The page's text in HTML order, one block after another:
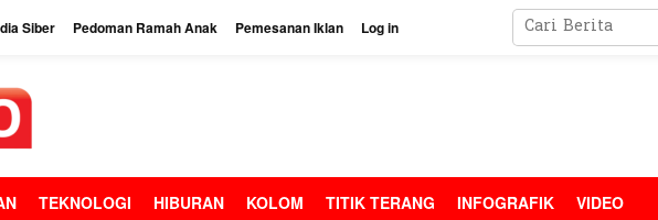
Siber Pedoman Ramah Anak Pemesanan Iklan Log in
TEKNOLOGI HIBURAN KOLOM TITIK TERANG INFOGRAFIK VIDEO